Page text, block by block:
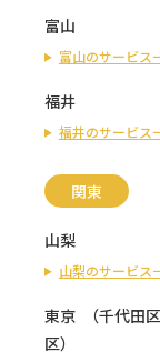
富山
富山のサービス
福井
福井のサービス
関東
山梨
山梨のサービス
東京 （千代田区
区）